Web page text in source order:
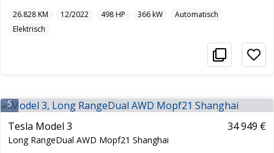
26.828KM 12/2022 498HP 366kW
Automatisch
Elektrisch
5
Tesla Model 3
Long RangeDual AWD Mopf21 Shanghai
34 949 €